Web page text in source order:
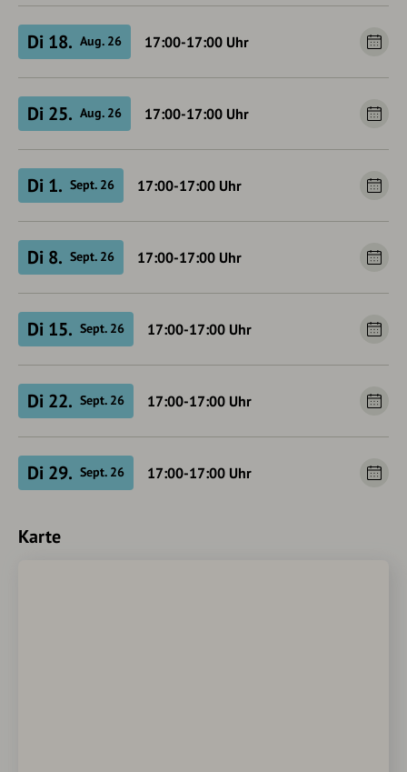
Di 18. Aug. 26 17:00-17:00 Uhr
Di 25. Aug. 26 17:00-17:00 Uhr
Di 1. Sept. 26 17:00-17:00 Uhr
Di 8. Sept. 26 17:00-17:00 Uhr
Di 15. Sept. 26 17:00-17:00 Uhr
Di 22. Sept. 26 17:00-17:00 Uhr
Di 29. Sept. 26 17:00-17:00 Uhr
Karte